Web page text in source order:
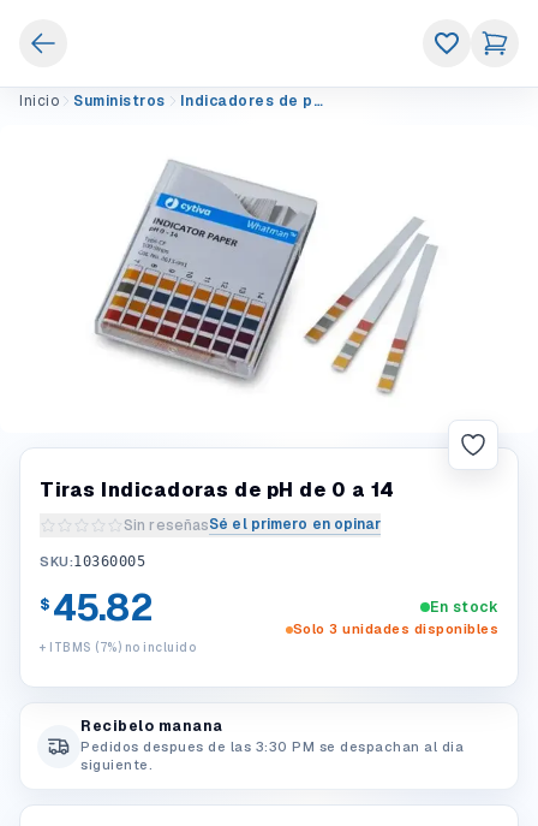
Inicio Suministros Indicadores de pH
Tiras Indicadoras de pH de 0 a 14
Sin reseñasSé el primero en opinar
Escribir una reseña del producto
SKU:10360005
$ 45.82
+ ITBMS (7%) no incluido
En stock
Solo 3 unidades disponibles
Recibelo manana
Pedidos despues de las 3:30 PM se despachan al dia
siguiente.